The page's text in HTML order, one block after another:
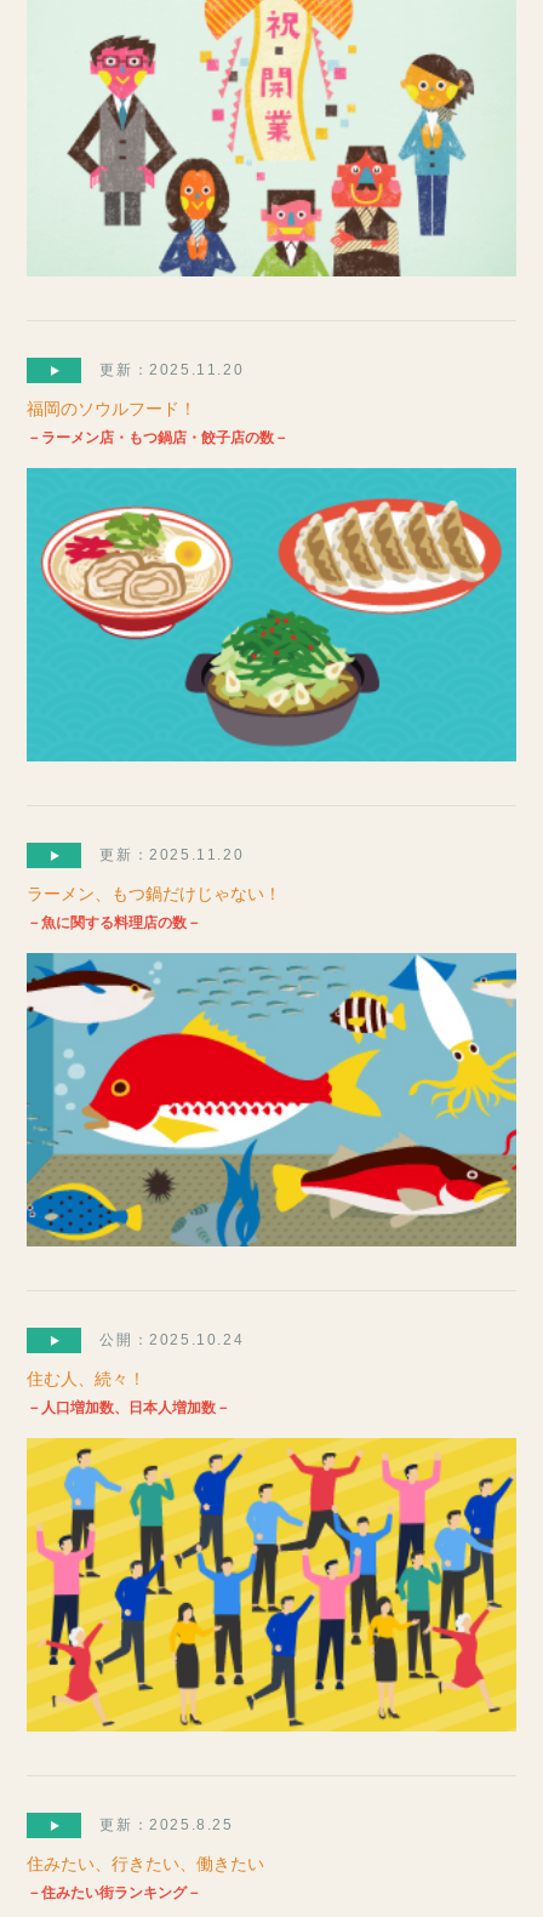
更新：2025.11.20
福岡のソウルフード！
－ラーメン店・もつ鍋店・餃子店の数－
更新：2025.11.20
ラーメン、もつ鍋だけじゃない！
－魚に関する料理店の数－
公開：2025.10.24
住む人、続々！
－人口増加数、日本人増加数－
更新：2025.8.25
住みたい、行きたい、働きたい
－住みたい街ランキング－